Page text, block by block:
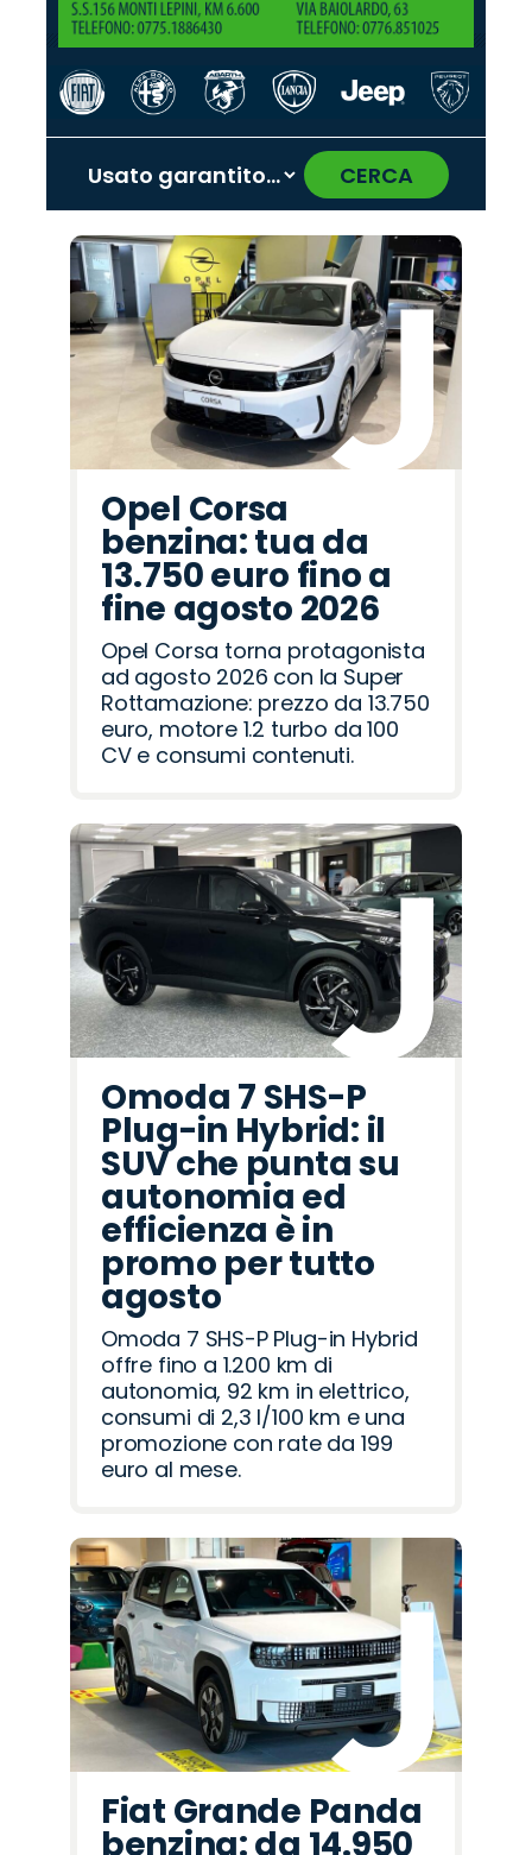
CERCA
Promo
Hyundai
Promo
Mazda
Promo
Omoda
Promo
Land
Rover
Promo
Seat
Promo
Abarth
Promo
Citroën
Promo
Opel
Promo
Jeep
Promo
Lancia
Promo
Peugeot
Promo
Alfa
Romeo
Promo
Jaecoo
Promo
Cupra
Promo
Fiat
‹ ›
Opel Corsa
benzina: tua da
13.750 euro fino a
fine agosto 2026
Opel Corsa torna protagonista
ad agosto 2026 con la Super
Rottamazione: prezzo da 13.750
euro, motore 1.2 turbo da 100
CV e consumi contenuti.
Omoda 7 SHS-P
Plug-in Hybrid: il
SUV che punta su
autonomia ed
efficienza è in
promo per tutto
agosto
Omoda 7 SHS-P Plug-in Hybrid
offre fino a 1.200 km di
autonomia, 92 km in elettrico,
consumi di 2,3 l/100 km e una
promozione con rate da 199
euro al mese.
Fiat Grande Panda
benzina: da 14.950